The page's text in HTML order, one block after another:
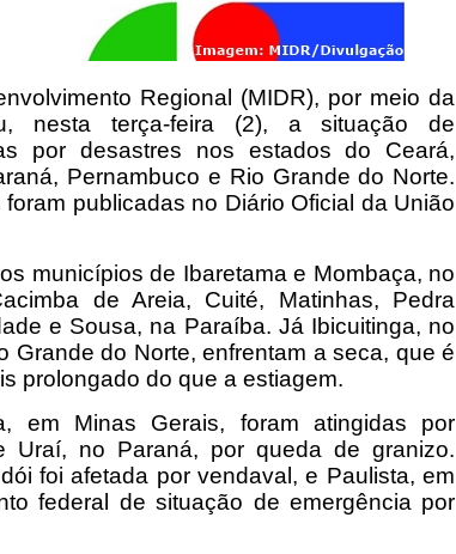
Regional (MIDR), por meio da
nesta terça-feira (2), a situação de
por desastres nos estados do Ceará,
Pernambuco e Rio Grande do Norte.
publicadas no Diário Oficial da União
municípios de Ibaretama e Mombaça, no
de Areia, Cuité, Matinhas, Pedra
e Sousa, na Paraíba. Já Ibicuitinga, no
Grande do Norte, enfrentam a seca, que é
prolongado do que a estiagem.
em Minas Gerais, foram atingidas por
Uraí, no Paraná, por queda de granizo.
foi afetada por vendaval, e Paulista, em
federal de situação de emergência por